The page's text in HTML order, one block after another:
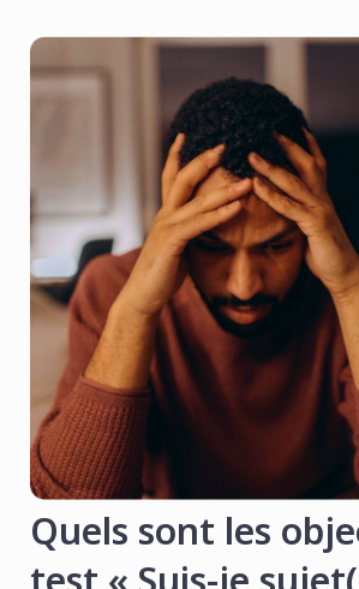
Quels sont les